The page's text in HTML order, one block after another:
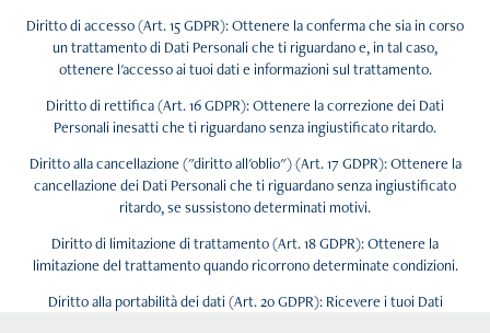
Diritto di accesso (Art. 15 GDPR): Ottenere la conferma che sia in corso
un trattamento di Dati Personali che ti riguardano e, in tal caso,
ottenere l'accesso ai tuoi dati e informazioni sul trattamento.
Diritto di rettifica (Art. 16 GDPR): Ottenere la correzione dei Dati
Personali inesatti che ti riguardano senza ingiustificato ritardo.
Diritto alla cancellazione ("diritto all'oblio") (Art. 17 GDPR): Ottenere la
cancellazione dei Dati Personali che ti riguardano senza ingiustificato
ritardo, se sussistono determinati motivi.
Diritto di limitazione di trattamento (Art. 18 GDPR): Ottenere la
limitazione del trattamento quando ricorrono determinate condizioni.
Diritto alla portabilità dei dati (Art. 20 GDPR): Ricevere i tuoi Dati